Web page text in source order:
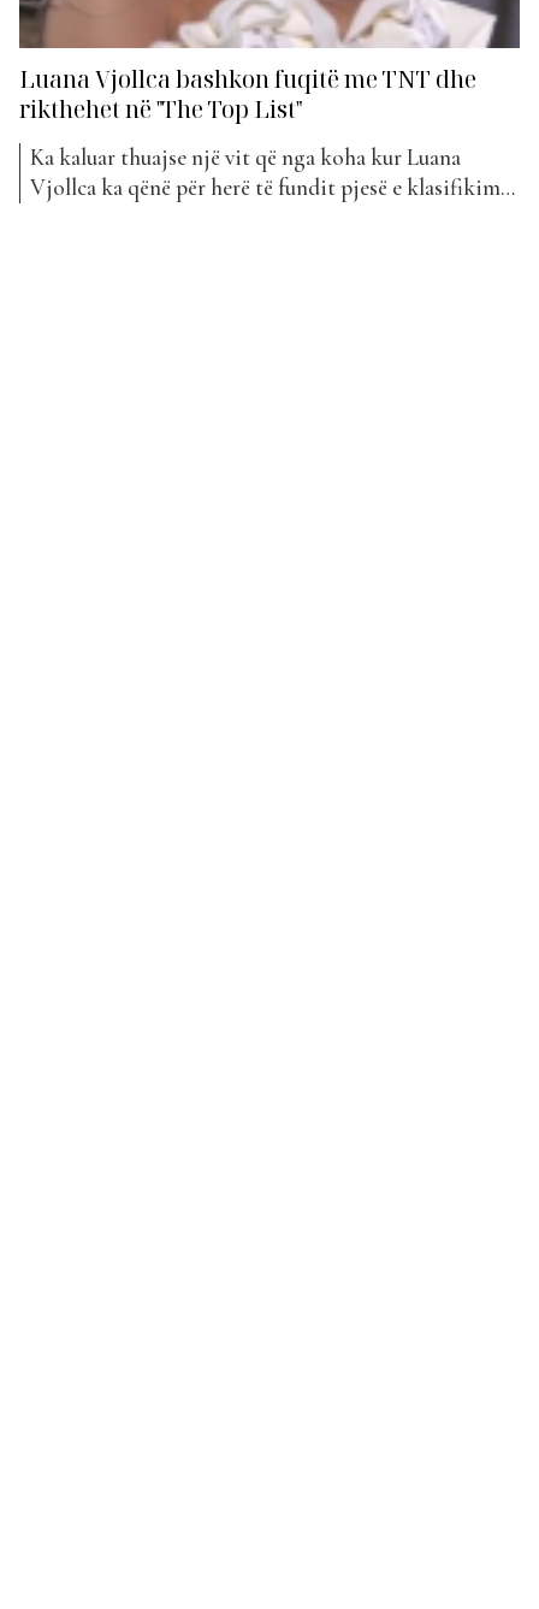
Luana Vjollca bashkon fuqitë me TNT dhe
rikthehet në "The Top List"
Ka kaluar thuajse një vit që nga koha kur Luana
Vjollca ka qënë për herë të fundit pjesë e klasifikimit